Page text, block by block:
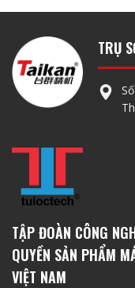
TRỤ
TẬP ĐOÀN CÔNG
QUYỀN SẢN PHẨM
VIỆT NAM